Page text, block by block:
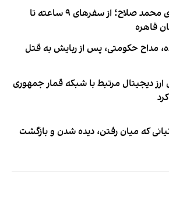
روایت فداکاری‌های محمد صلاح؛ از سفرهای ۹ ساعته تا
قاهره
مداح حکومتی، پس از ربایش به قتل
ارز دیجیتال مرتبط با شبکه قمار جمهوری
که میان رفتن، دیده شدن و بازگشت